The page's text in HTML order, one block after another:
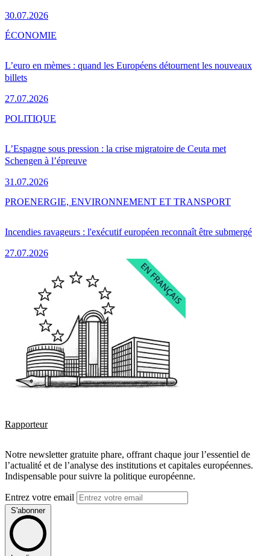
30.07.2026
L’euro en mèmes : quand les Européens détournent les nouveaux
billets
27.07.2026
ÉCONOMIE
L’Espagne sous pression : la crise migratoire de Ceuta met
Schengen à l’épreuve
31.07.2026
POLITIQUE
Incendies ravageurs : l'exécutif européen reconnaît être submergé
27.07.2026
PROENERGIE, ENVIRONNEMENT ET TRANSPORT
Rapporteur
Notre newsletter gratuite phare, offrant chaque jour l’essentiel de
l’actualité et de l’analyse des institutions et capitales européennes.
Indispensable pour suivre la politique européenne.
Entrez votre email
S'abonner